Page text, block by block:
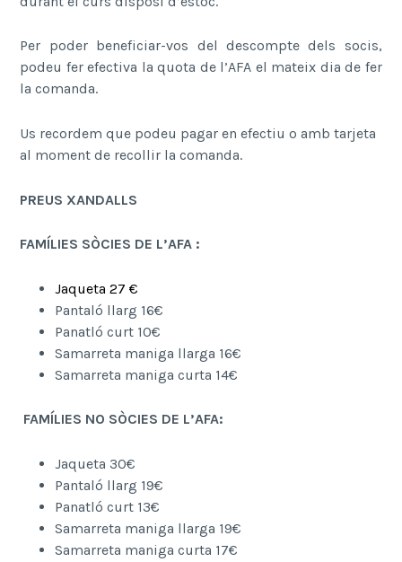
Per poder beneficiar-vos del descompte dels socis,
podeu fer efectiva la quota de l’AFA el mateix dia de fer
la comanda.
Us recordem que podeu pagar en efectiu o amb tarjeta
al moment de recollir la comanda.
PREUS XANDALLS
FAMÍLIES SÒCIES DE L’AFA :
Jaqueta 27 €
Pantaló llarg 16€
Panatló curt 10€
Samarreta maniga llarga 16€
Samarreta maniga curta 14€
FAMÍLIES NO SÒCIES DE L’AFA:
Jaqueta 30€
Pantaló llarg 19€
Panatló curt 13€
Samarreta maniga llarga 19€
Samarreta maniga curta 17€